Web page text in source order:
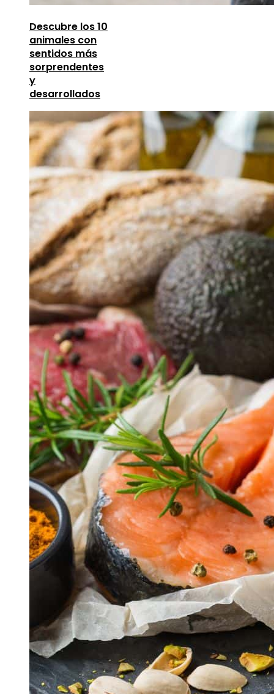
Descubre los 10
animales con
sentidos más
sorprendentes
y
desarrollados